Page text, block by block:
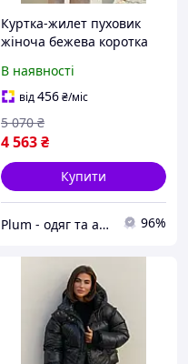
Куртка-жилет пуховик
жіноча бежева коротка
В наявності
від456₴/міс
4 563₴
5 070 ₴
Купити
Plum - одяг та аксесуари 96%